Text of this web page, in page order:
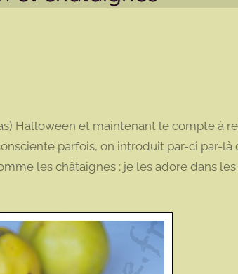
Halloween et maintenant le compte à
parfois, on introduit par-ci par-là
les châtaignes ; je les adore dans